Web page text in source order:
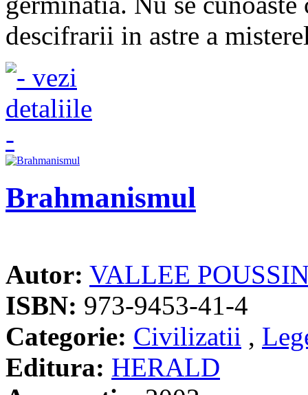
descifrarii in astre a
Brahmanismul
Autor: VALLEE
ISBN: 973-9453-41-4
Categorie: Civilizatii ,
Editura: HERALD